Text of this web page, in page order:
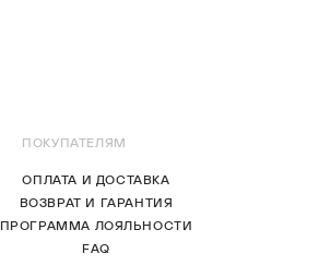
ПОКУПАТЕЛЯМ
ОПЛАТА И ДОСТАВКА
ВОЗВРАТ И ГАРАНТИЯ
ПРОГРАММА ЛОЯЛЬНОСТИ
FAQ